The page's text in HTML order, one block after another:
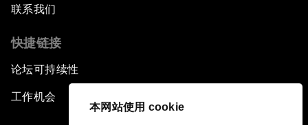
本网站使用 cookie
联系我们
快捷链接
论坛可持续性
工作机会